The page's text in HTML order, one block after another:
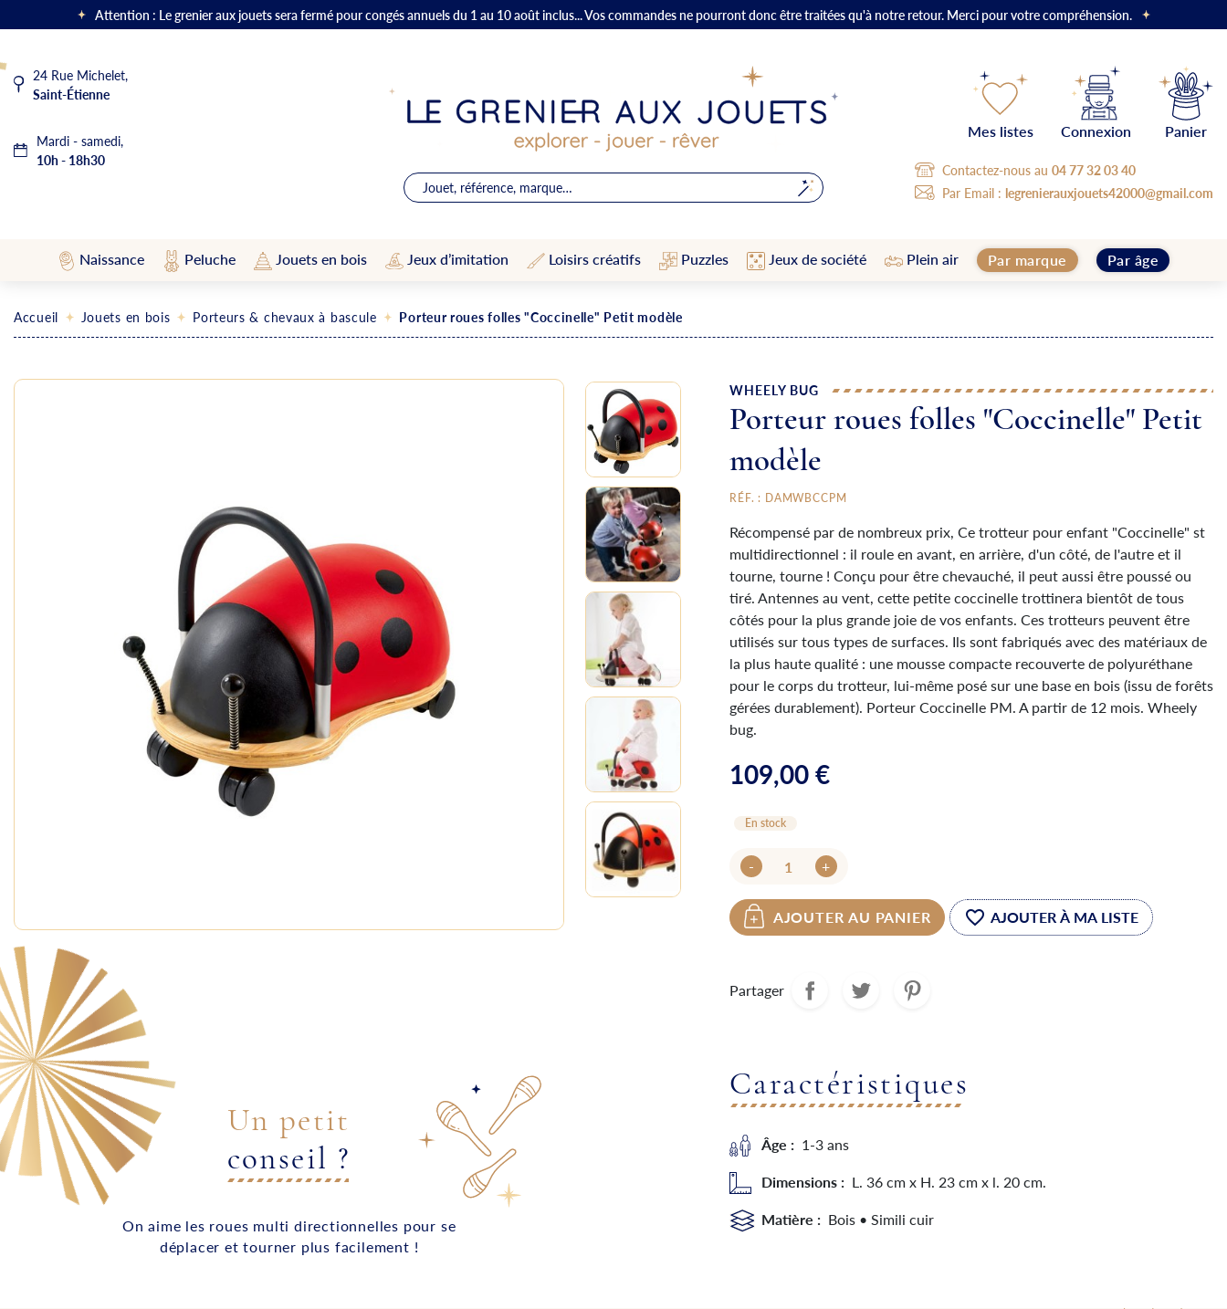
Attention : Le grenier aux jouets sera fermé pour congés annuels du 1 au 10 août inclus... Vos commandes ne pourront donc être traitées qu'à notre retour. Merci pour votre compréhension.
24 Rue Michelet,
Saint-Étienne
Mardi - samedi,
10h - 18h30
Mes listes Connexion Panier
Contactez-nous au 04 77 32 03 40
Par Email : legrenierauxjouets42000@gmail.com
Naissance Peluche Jouets en bois Jeux d’imitation Loisirs créatifs Puzzles Jeux de société Plein air Par marque Par âge
Accueil Jouets en bois Porteurs & chevaux à bascule Porteur roues folles "Coccinelle" Petit modèle
WHEELY BUG
Porteur roues folles "Coccinelle" Petit
modèle
RÉF. : DAMWBCCPM
Récompensé par de nombreux prix, Ce trotteur pour enfant "Coccinelle" st
multidirectionnel : il roule en avant, en arrière, d'un côté, de l'autre et il
tourne, tourne ! Conçu pour être chevauché, il peut aussi être poussé ou
tiré. Antennes au vent, cette petite coccinelle trottinera bientôt de tous
côtés pour la plus grande joie de vos enfants. Ces trotteurs peuvent être
utilisés sur tous types de surfaces. Ils sont fabriqués avec des matériaux de
la plus haute qualité : une mousse compacte recouverte de polyuréthane
pour le corps du trotteur, lui-même posé sur une base en bois (issu de forêts
gérées durablement). Porteur Coccinelle PM. A partir de 12 mois. Wheely
bug.
109,00 €
En stock
- +
AJOUTER AU PANIER favorite_border
Partager
Un petit
conseil ?
On aime les roues multi directionnelles pour se
déplacer et tourner plus facilement !
Caractéristiques
Âge : 1-3 ans
Dimensions : L. 36 cm x H. 23 cm x l. 20 cm.
Matière : Bois • Simili cuir